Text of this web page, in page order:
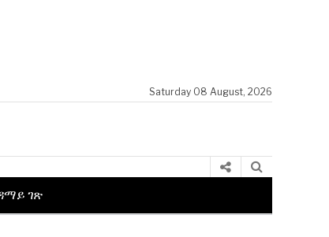
Saturday 08 August, 2026
ገጽ